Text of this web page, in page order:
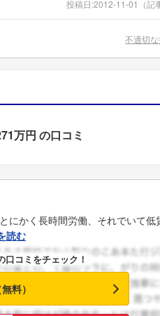
投稿日:2012-11-01 （
不適切
万円 の口コミ
かく長時間労働、それでいて低
読む
口コミをチェック！
料）